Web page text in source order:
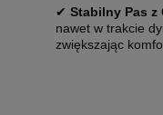
✔ Stabilny Pas z
nawet w trakcie
zwiększając